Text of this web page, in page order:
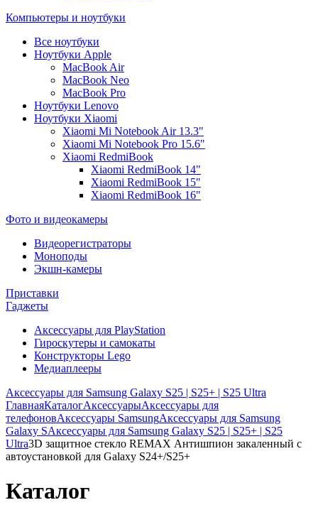
Компьютеры и ноутбуки
Все ноутбуки
Ноутбуки Apple
MacBook Air
MacBook Neo
MacBook Pro
Ноутбуки Lenovo
Ноутбуки Xiaomi
Xiaomi Mi Notebook Air 13.3"
Xiaomi Mi Notebook Pro 15.6"
Xiaomi RedmiBook
Xiaomi RedmiBook 14"
Xiaomi RedmiBook 15"
Xiaomi RedmiBook 16"
Фото и видеокамеры
Видеорегистраторы
Моноподы
Экшн-камеры
Приставки
Гаджеты
Аксессуары для PlayStation
Гироскутеры и самокаты
Конструкторы Lego
Медиаплееры
Аксессуары для Samsung Galaxy S25 | S25+ | S25 Ultra
ГлавнаяКаталогАксессуарыАксессуары для
телефоновАксессуары SamsungАксессуары для Samsung
Galaxy SАксессуары для Samsung Galaxy S25 | S25+ | S25
Ultra3D защитное стекло REMAX Антишпион закаленный c
автоустановкой для Galaxy S24+/S25+
Каталог